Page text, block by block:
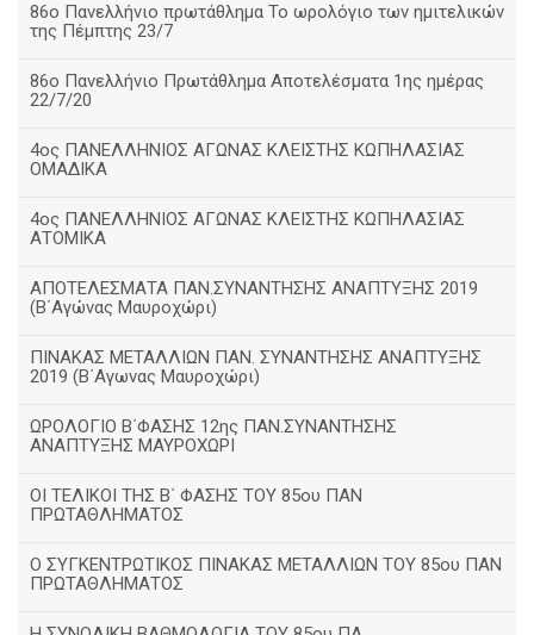
86ο Πανελλήνιο πρωτάθλημα Το ωρολόγιο των ημιτελικών
της Πέμπτης 23/7
86ο Πανελλήνιο Πρωτάθλημα Αποτελέσματα 1ης ημέρας
22/7/20
4ος ΠΑΝΕΛΛΗΝΙΟΣ ΑΓΩΝΑΣ ΚΛΕΙΣΤΗΣ ΚΩΠΗΛΑΣΙΑΣ
ΟΜΑΔΙΚΑ
4ος ΠΑΝΕΛΛΗΝΙΟΣ ΑΓΩΝΑΣ ΚΛΕΙΣΤΗΣ ΚΩΠΗΛΑΣΙΑΣ
ΑΤΟΜΙΚΑ
ΑΠΟΤΕΛΕΣΜΑΤΑ ΠΑΝ.ΣΥΝΑΝΤΗΣΗΣ ΑΝΑΠΤΥΞΗΣ 2019
(B΄Αγώνας Μαυροχώρι)
ΠΙΝΑΚΑΣ ΜΕΤΑΛΛΙΩΝ ΠΑΝ. ΣΥΝΑΝΤΗΣΗΣ ΑΝΑΠΤΥΞΗΣ
2019 (Β΄Αγωνας Μαυροχώρι)
ΩΡΟΛΟΓΙΟ Β΄ΦΑΣΗΣ 12ης ΠΑΝ.ΣΥΝΑΝΤΗΣΗΣ
ΑΝΑΠΤΥΞΗΣ ΜΑΥΡΟΧΩΡΙ
ΟΙ ΤΕΛΙΚΟΙ ΤΗΣ Β΄ ΦΑΣΗΣ ΤΟΥ 85ου ΠΑΝ
ΠΡΩΤΑΘΛΗΜΑΤΟΣ
Ο ΣΥΓΚΕΝΤΡΩΤΙΚΟΣ ΠΙΝΑΚΑΣ ΜΕΤΑΛΛΙΩΝ ΤΟΥ 85ου ΠΑΝ
ΠΡΩΤΑΘΛΗΜΑΤΟΣ